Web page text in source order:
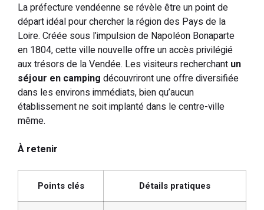
La préfecture vendéenne se révèle être un point de
départ idéal pour chercher la région des Pays de la
Loire. Créée sous l’impulsion de Napoléon Bonaparte
en 1804, cette ville nouvelle offre un accès privilégié
aux trésors de la Vendée. Les visiteurs recherchant un
séjour en camping découvriront une offre diversifiée
dans les environs immédiats, bien qu’aucun
établissement ne soit implanté dans le centre-ville
même.
À retenir
Points clés Détails pratiques